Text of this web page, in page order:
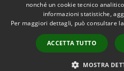
Accessibilità
nonché un cookie tecnico
informazioni statistiche,
Per maggiori dettagli, può consultare
ACCETTA TUTTO
MOSTRA